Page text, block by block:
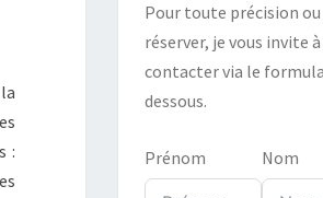
:
Pour toute précision
réserver, je vous invite
contacter via le
dessous.
Prénom Nom